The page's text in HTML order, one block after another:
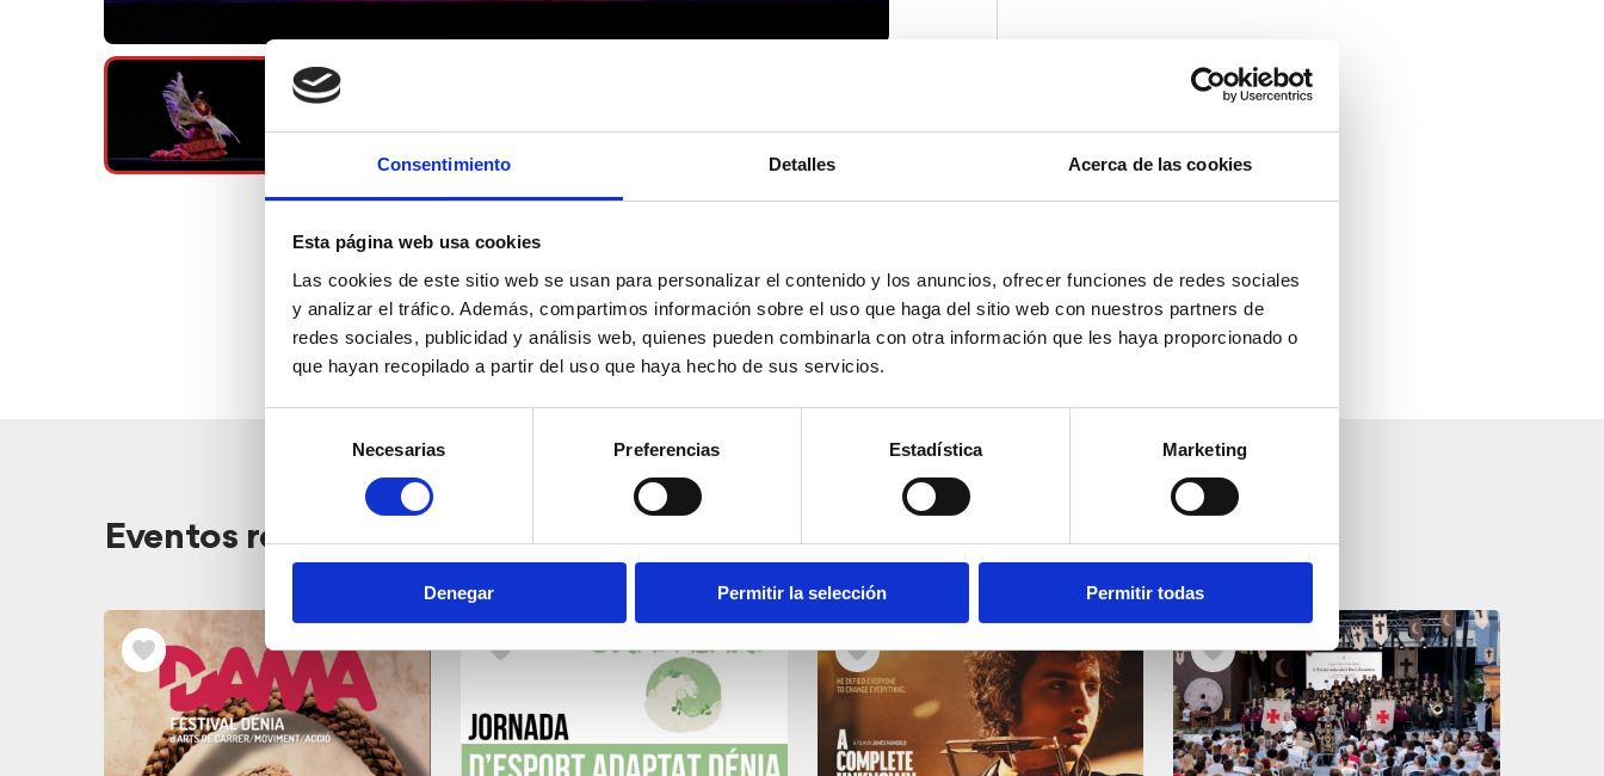
Consentimiento Detalles Acerca de las cookies
Esta página web usa cookies
Las cookies de este sitio web se usan para personalizar el contenido y los anuncios, ofrecer funciones de redes sociales
y analizar el tráfico. Además, compartimos información sobre el uso que haga del sitio web con nuestros partners de
redes sociales, publicidad y análisis web, quienes pueden combinarla con otra información que les haya proporcionado o
que hayan recopilado a partir del uso que haya hecho de sus servicios.
consentimiento
Necesarias Preferencias Estadística Marketing
Denegar Permitir la selección Permitir todas
Eventos relacionados
Ver
relacionados